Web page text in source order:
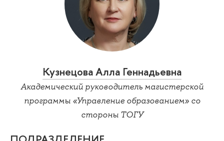
Кузнецова Алла Геннадьевна
Академический руководитель магистерской
программы «Управление образованием» со
стороны ТОГУ